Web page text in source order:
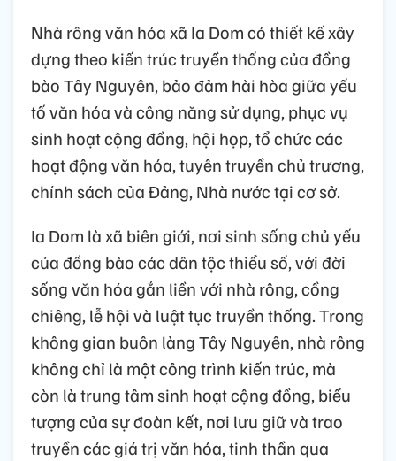
Nhà rông văn hóa xã Ia Dom có thiết kế xây
dựng theo kiến trúc truyền thống của đồng
bào Tây Nguyên, bảo đảm hài hòa giữa yếu
tố văn hóa và công năng sử dụng, phục vụ
sinh hoạt cộng đồng, hội họp, tổ chức các
hoạt động văn hóa, tuyên truyền chủ trương,
chính sách của Đảng, Nhà nước tại cơ sở.
Ia Dom là xã biên giới, nơi sinh sống chủ yếu
của đồng bào các dân tộc thiểu số, với đời
sống văn hóa gắn liền với nhà rông, cồng
chiêng, lễ hội và luật tục truyền thống. Trong
không gian buôn làng Tây Nguyên, nhà rông
không chỉ là một công trình kiến trúc, mà
còn là trung tâm sinh hoạt cộng đồng, biểu
tượng của sự đoàn kết, nơi lưu giữ và trao
truyền các giá trị văn hóa, tinh thần qua